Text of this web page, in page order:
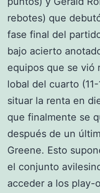
rebotes) que
fase final del
bajo acierto
equipos que se vió
lobal del cuarto
situar la renta en
que finalmente se
después de un
Greene. Esto
el conjunto
acceder a los play-